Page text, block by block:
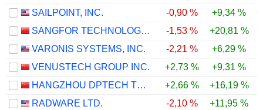
SAILPOINT, INC.
-0,90 % +9,34 %
SANGFOR TECHNOLOGIES INC.
-1,53 % +20,81 %
VARONIS SYSTEMS, INC.
-2,21 % +6,29 %
VENUSTECH GROUP INC.
+2,73 % +9,31 %
HANGZHOU DPTECH TECHNOLOGIES CO.,LTD.
+2,66 % +16,19 %
RADWARE LTD.
-2,10 % +11,95 %